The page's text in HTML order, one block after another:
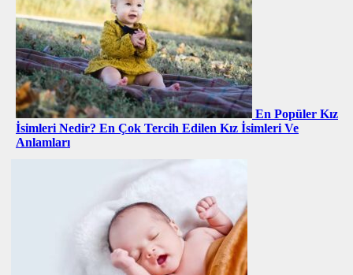
En Popüler Kız
İsimleri Nedir? En Çok Tercih Edilen Kız İsimleri Ve
Anlamları